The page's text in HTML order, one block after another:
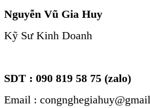
Nguyễn Vũ Gia Huy
Kỹ Sư Kinh Doanh
SDT : 090 819 58 75 (zalo)
Email :